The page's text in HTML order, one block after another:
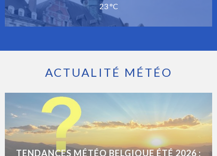
23 °C
ACTUALITÉ MÉTÉO
TENDANCES MÉTÉO BELGIQUE ÉTÉ 2026 :